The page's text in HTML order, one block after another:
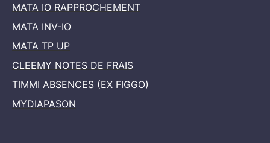
MATA IO RAPPROCHEMENT
MATA INV-IO
MATA TP UP
CLEEMY NOTES DE FRAIS
TIMMI ABSENCES (EX FIGGO)
MYDIAPASON